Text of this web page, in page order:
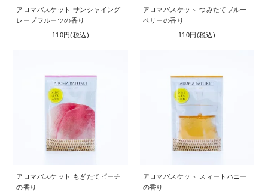
アロマバスケット サンシャイング
レープフルーツの香り
110円(税込)
アロマバスケット つみたてブルー
ベリーの香り
110円(税込)
アロマバスケット もぎたてピーチ
の香り
アロマバスケット スィートハニー
の香り